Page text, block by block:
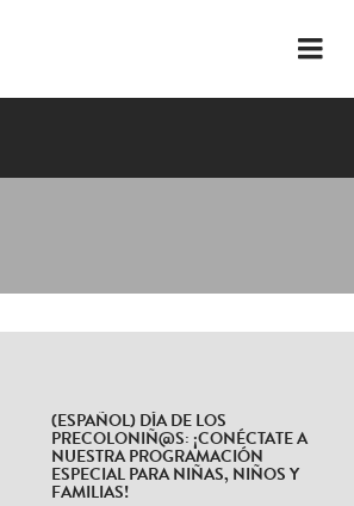
(ESPAÑOL) DÍA DE LOS
PRECOLONIÑ@S: ¡CONÉCTATE A
NUESTRA PROGRAMACIÓN
ESPECIAL PARA NIÑAS, NIÑOS Y
FAMILIAS!